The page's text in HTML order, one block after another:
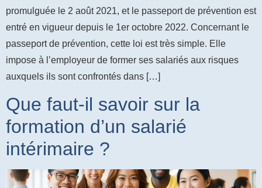
promulguée le 2 août 2021, et le passeport de prévention est
entré en vigueur depuis le 1er octobre 2022. Concernant le
passeport de prévention, cette loi est très simple. Elle
impose à l’employeur de former ses salariés aux risques
auxquels ils sont confrontés dans […]
Que faut-il savoir sur la
formation d’un salarié
intérimaire ?